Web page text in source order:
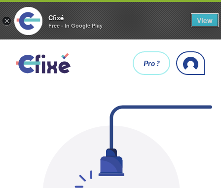
× Cfixé
Free - In Google Play
View
Pro ?